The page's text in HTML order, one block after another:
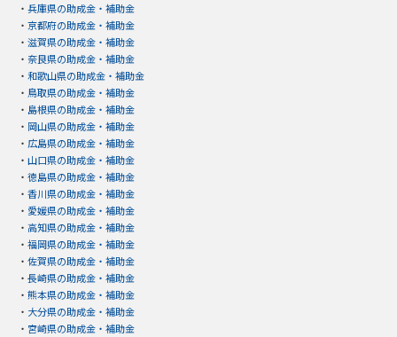
・ 兵庫県の助成金・補助金
・ 京都府の助成金・補助金
・ 滋賀県の助成金・補助金
・ 奈良県の助成金・補助金
・ 和歌山県の助成金・補助金
・ 鳥取県の助成金・補助金
・ 島根県の助成金・補助金
・ 岡山県の助成金・補助金
・ 広島県の助成金・補助金
・ 山口県の助成金・補助金
・ 徳島県の助成金・補助金
・ 香川県の助成金・補助金
・ 愛媛県の助成金・補助金
・ 高知県の助成金・補助金
・ 福岡県の助成金・補助金
・ 佐賀県の助成金・補助金
・ 長崎県の助成金・補助金
・ 熊本県の助成金・補助金
・ 大分県の助成金・補助金
・ 宮崎県の助成金・補助金